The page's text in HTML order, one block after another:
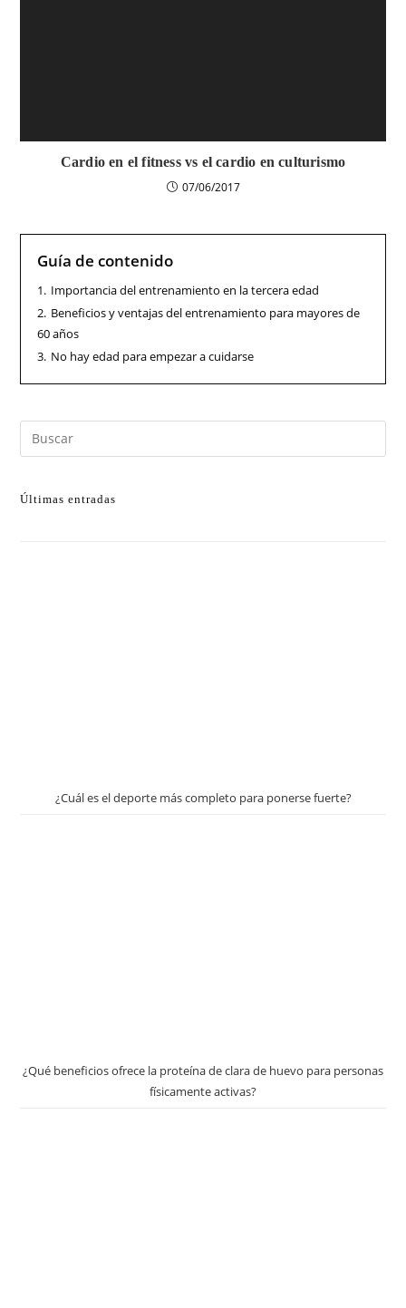
Cardio en el fitness vs el cardio en culturismo
07/06/2017
Guía de contenido
1. Importancia del entrenamiento en la tercera edad
2. Beneficios y ventajas del entrenamiento para mayores de
60 años
3. No hay edad para empezar a cuidarse
Últimas entradas
¿Cuál es el deporte más completo para ponerse fuerte?
¿Qué beneficios ofrece la proteína de clara de huevo para personas
físicamente activas?